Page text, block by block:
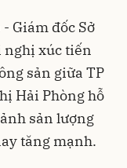
Giám đốc Sở
nghị xúc tiến
sản giữa TP
Hải Phòng hỗ
sản lượng
tăng mạnh.